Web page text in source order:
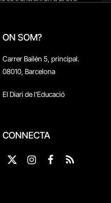
ON SOM?
Carrer Bailén 5, principal.
08010, Barcelona
El Diari de l'Educació
CONNECTA
X
Instagram
Facebook
RSS